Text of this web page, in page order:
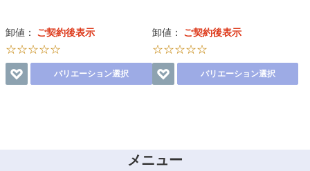
卸値： ご契約後表示
☆☆☆☆☆
バリエーション選択
卸値： ご契約後表示
☆☆☆☆☆
バリエーション選択
メニュー